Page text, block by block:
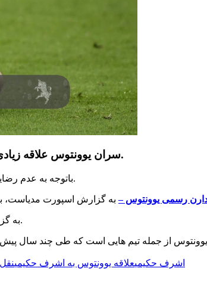
سران یوونتوس علاقه زیادی به مدافع راست رئال مادرید که در حال حاضر به صورت قرضی در بوروسیا دورتموند بازی می کند دارند.
باتوجه به عدم رضایت از دنیلو و ماتیا دشیلیو در این فصل، مدیران یوونتوس می تواند مهره های دیگری را برای مائوریتزیو ساری به خدمت بگیرند.
رسمی یوونتوس –
به گزارش کوریئره دلو اسپورت، انتظار می رود که حکیمی در پایان فصل به رئال برگردد اما یقینا وی در این تیم ماندگار نخواهد بود.
یوونتوس از جمله تیم هایی است که طی چند سال پیش
اشرف حکیمیعلاقه یوونتوس به اشرف حکیمینقل